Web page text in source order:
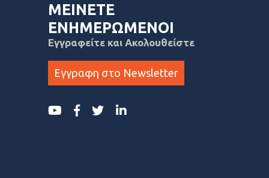
ΜΕΙΝΕΤΕ
ΕΝΗΜΕΡΩΜΕΝΟΙ
Εγγραφείτε και Ακολουθείστε
Εγγραφη στο Newsletter